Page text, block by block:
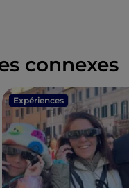
connexes
Expériences